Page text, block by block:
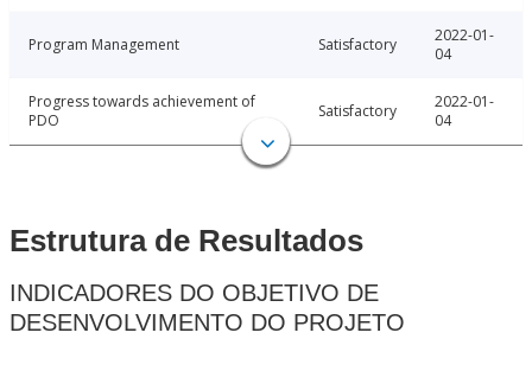
Program Management Satisfactory
2022-01-
04
Progress towards achievement of
PDO
Satisfactory
2022-01-
04
Estrutura de Resultados
INDICADORES DO OBJETIVO DE
DESENVOLVIMENTO DO PROJETO